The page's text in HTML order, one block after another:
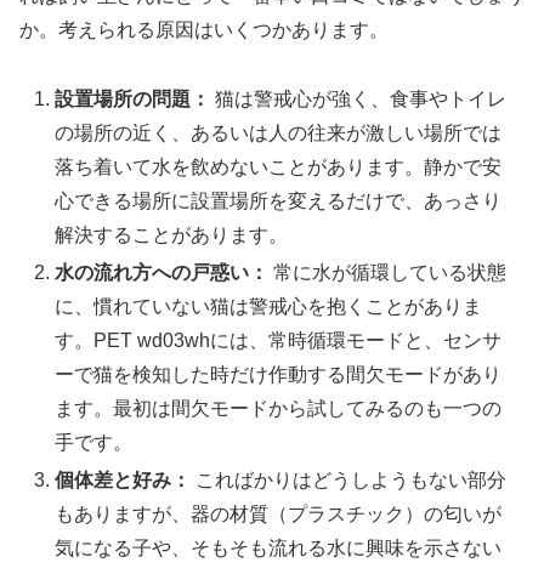
か。考えられる原因はいくつかあります。
設置場所の問題： 猫は警戒心が強く、食事やトイレ
の場所の近く、あるいは人の往来が激しい場所では
落ち着いて水を飲めないことがあります。静かで安
心できる場所に設置場所を変えるだけで、あっさり
解決することがあります。
水の流れ方への戸惑い： 常に水が循環している状態
に、慣れていない猫は警戒心を抱くことがありま
す。PET wd03whには、常時循環モードと、センサ
ーで猫を検知した時だけ作動する間欠モードがあり
ます。最初は間欠モードから試してみるのも一つの
手です。
個体差と好み：
こればかりはどうしようもない部分
もありますが、器の材質（プラスチック）の匂いが
気になる子や、そもそも流れる水に興味を示さない